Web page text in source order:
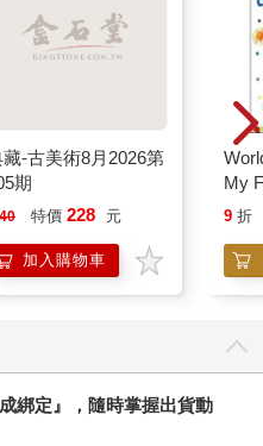
藏-古美術8月2026第
期
特價 228 元
加入購物車
My
9 折
綁定』，隨時掌握出貨動